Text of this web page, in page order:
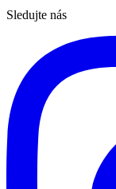
Sledujte nás